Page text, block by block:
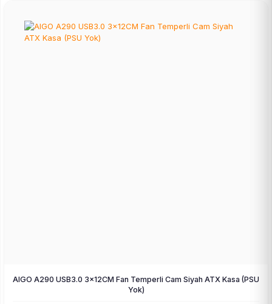
AIGO A290 USB3.0 3×12CM Fan Temperli Cam Siyah ATX Kasa (PSU
Yok)